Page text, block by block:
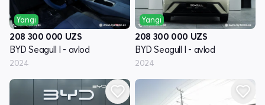
Yangi
208 300 000 UZS
BYD Seagull I - avlod
2024
Yangi
208 300 000 UZS
BYD Seagull I - avlod
2024